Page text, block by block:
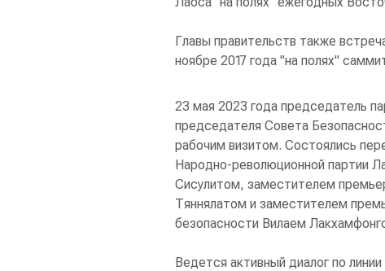
Главы правительств также
ноябре 2017 года "на полях"
23 мая 2023 года председатель
председателя Совета
рабочим визитом. Состоялись
Народно-революционной партии
Сисулитом, заместителем
Тяннялатом и заместителем
безопасности Вилаем
Ведется активный диалог по